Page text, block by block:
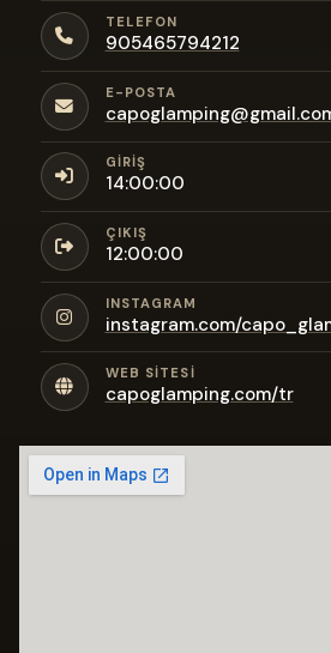
TELEFON
905465794212
E-POSTA
GIRIŞ
14:00:00
ÇIKIŞ
12:00:00
INSTAGRAM
instagram.com/
WEB SITESI
capoglamping.com/tr